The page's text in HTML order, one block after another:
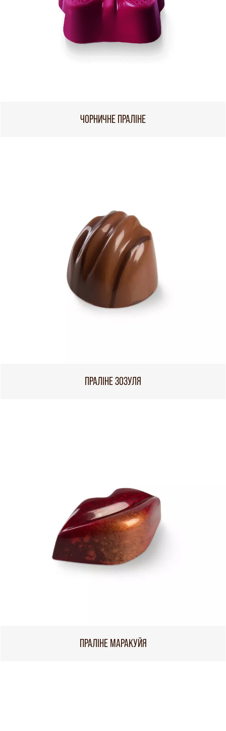
ЧОРНИЧНЕ ПРАЛІНЕ
ПРАЛІНЕ ЗОЗУЛЯ
ПРАЛІНЕ МАРАКУЙЯ